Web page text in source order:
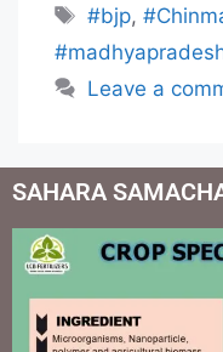
#bjp,
Leave a
SAHARA